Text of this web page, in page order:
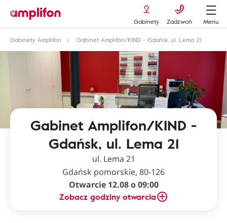
Gabinety Zadzwoń
Menu
Gabinety Amplifon
Gabinet Amplifon/KIND - Gdańsk, ul. Lema 21
Gabinet Amplifon/KIND -
Gdańsk, ul. Lema 21
ul. Lema 21
Gdańsk pomorskie, 80-126
Otwarcie 12.08 o 09:00
Zobacz godziny otwarcia